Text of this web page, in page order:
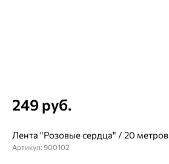
249 руб.
Лента "Розовые сердца" / 20 метров
Артикул: 900102